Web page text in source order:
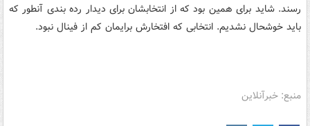
رسند. شاید برای همین بود که از انتخابشان برای دیدار رده بندی آنطور که
باید خوشحال نشدیم. انتخابی که افتخارش برایمان کم از فینال نبود.
منبع: خبرآنلاین